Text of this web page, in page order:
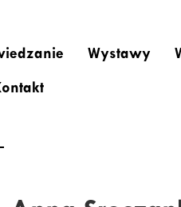
Wystawy